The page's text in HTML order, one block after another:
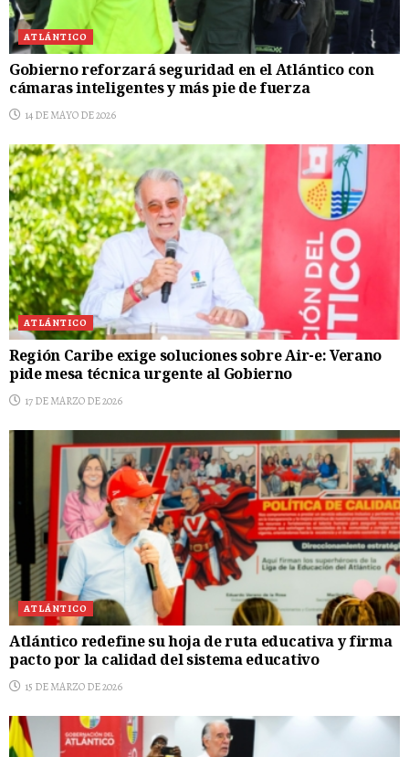
ATLÁNTICO
Gobierno reforzará seguridad en el Atlántico con
cámaras inteligentes y más pie de fuerza
14 DE MAYO DE 2026
ATLÁNTICO
Región Caribe exige soluciones sobre Air-e: Verano
pide mesa técnica urgente al Gobierno
17 DE MARZO DE 2026
ATLÁNTICO
Atlántico redefine su hoja de ruta educativa y firma
pacto por la calidad del sistema educativo
15 DE MARZO DE 2026